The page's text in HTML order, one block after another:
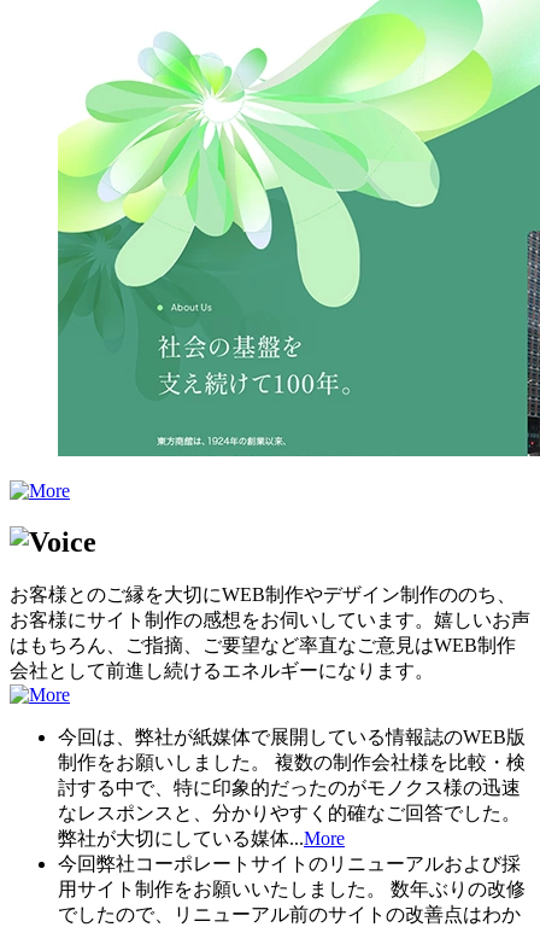
お客様とのご縁を大切にWEB制作やデザイン制作ののち、
お客様にサイト制作の感想をお伺いしています。嬉しいお声
はもちろん、ご指摘、ご要望など率直なご意見はWEB制作
会社として前進し続けるエネルギーになります。
今回は、弊社が紙媒体で展開している情報誌のWEB版
制作をお願いしました。 複数の制作会社様を比較・検
討する中で、特に印象的だったのがモノクス様の迅速
なレスポンスと、分かりやすく的確なご回答でした。
弊社が大切にしている媒体...More
今回弊社コーポレートサイトのリニューアルおよび採
用サイト制作をお願いいたしました。 数年ぶりの改修
でしたので、リニューアル前のサイトの改善点はわか